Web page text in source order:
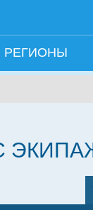
РЕГИОНЫ